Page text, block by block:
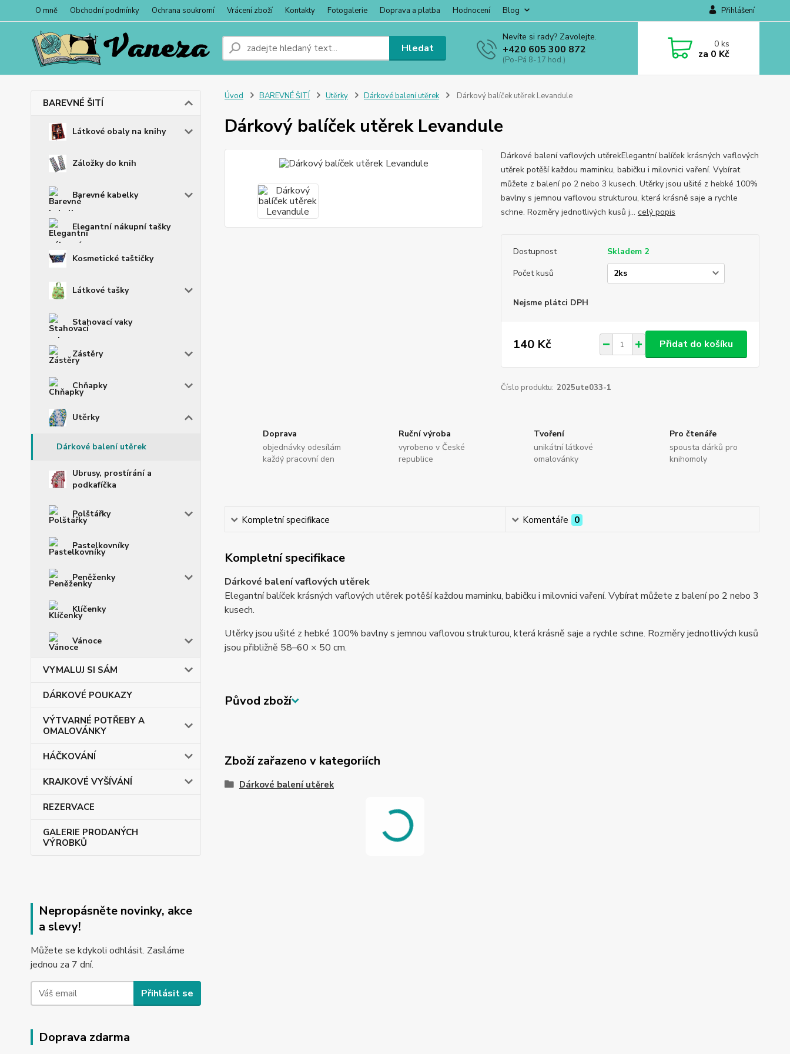
O mně Obchodní podmínky Ochrana soukromí Vrácení zboží Kontakty Fotogalerie Doprava a platba Hodnocení Blog Přihlášení
Hledat
Nevíte si rady? Zavolejte.
+420 605 300 872
(Po-Pá 8-17 hod.)
0ks
za 0 Kč
BAREVNÉ ŠITÍ
Látkové obaly na knihy
Záložky do knih
Barevné kabelky
Elegantní nákupní tašky
Kosmetické taštičky
Látkové tašky
Stahovací vaky
Zástěry
Chňapky
Utěrky
Dárkové balení utěrek
Ubrusy, prostírání a
podkafíčka
Polštářky
Pastelkovníky
Peněženky
Klíčenky
Vánoce
VYMALUJ SI SÁM
DÁRKOVÉ POUKAZY
VÝTVARNÉ POTŘEBY A
OMALOVÁNKY
HÁČKOVÁNÍ
KRAJKOVÉ VYŠÍVÁNÍ
REZERVACE
GALERIE PRODANÝCH
VÝROBKŮ
Nepropásněte novinky, akce
a slevy!
Můžete se kdykoli odhlásit. Zasíláme
jednou za 7 dní.
Přihlásit se
Doprava zdarma
Úvod BAREVNÉ ŠITÍ Utěrky Dárkové balení utěrek Dárkový balíček utěrek Levandule
Dárkový balíček utěrek Levandule
Dárkové balení vaflových utěrekElegantní balíček krásných vaflových
utěrek potěší každou maminku, babičku i milovnici vaření. Vybírat
můžete z balení po 2 nebo 3 kusech. Utěrky jsou ušité z hebké 100%
bavlny s jemnou vaflovou strukturou, která krásně saje a rychle
schne. Rozměry jednotlivých kusů j... celý popis
Dostupnost
Skladem 2
Počet kusů
Nejsme plátci DPH
140 Kč Přidat do košíku
Číslo produktu: 2025ute033-1
Doprava
objednávky odesílám
každý pracovní den
Ruční výroba
vyrobeno v České
republice
Tvoření
unikátní látkové
omalovánky
Pro čtenáře
spousta dárků pro
knihomoly
Kompletní specifikace Komentáře 0
Kompletní specifikace
Dárkové balení vaflových utěrek
Elegantní balíček krásných vaflových utěrek potěší každou maminku, babičku i milovnici vaření. Vybírat můžete z balení po 2 nebo 3
kusech.
Utěrky jsou ušité z hebké 100% bavlny s jemnou vaflovou strukturou, která krásně saje a rychle schne. Rozměry jednotlivých kusů
jsou přibližně 58–60 × 50 cm.
Původ zboží
Zboží zařazeno v kategoriích
Dárkové balení utěrek